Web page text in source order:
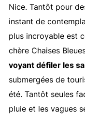
Nice. Tantôt pour
instant de
plus incroyable est
chère Chaises
voyant défiler les
submergées de
été. Tantôt seules
pluie et les vagues